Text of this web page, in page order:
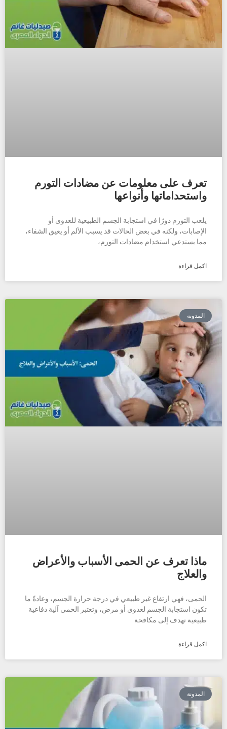
تعرف على معلومات عن مضادات التورم
واستحداماتها وأنواعها
يلعب التورم دورًا في استجابة الجسم الطبيعية للعدوى أو
الإصابات، ولكنه في بعض الحالات قد يسبب الألم أو يعيق الشفاء،
مما يستدعي استخدام مضادات التورم،
اكمل قراءة
المدونة
ماذا تعرف عن الحمى الأسباب والأعراض
والعلاج
الحمى، فهي ارتفاع غير طبيعي في درجة حرارة الجسم، وعادةً ما
تكون استجابة الجسم لعدوى أو مرض، وتعتبر الحمى آلية دفاعية
طبيعية تهدف إلى مكافحة
اكمل قراءة
المدونة